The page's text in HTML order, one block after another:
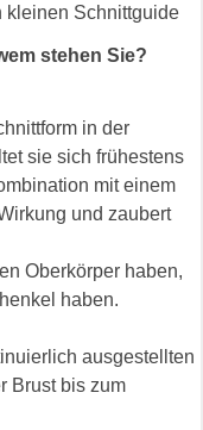
kleinen Schnittguide
stehen Sie?
in der
sie sich frühestens
mit einem
und zaubert
Oberkörper haben,
haben.
ausgestellten
Brust bis zum